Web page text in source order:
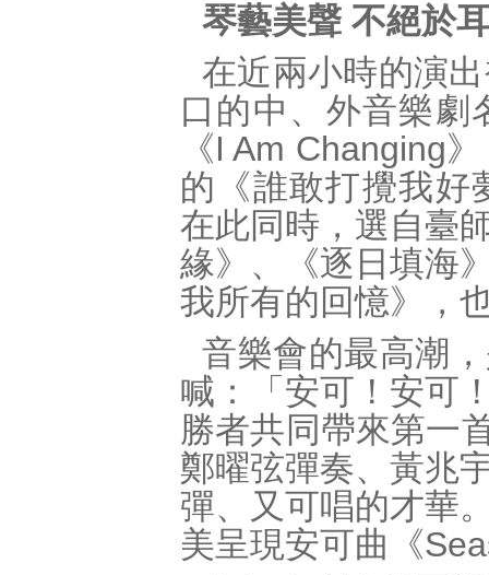
琴藝美聲 不絕於
在近兩小時的演
口的中、外音樂劇
《I Am Changing
的《誰敢打攪我好
在此同時，選自臺
緣》、《逐日填海
我所有的回憶》，
音樂會的最高潮
喊：「安可！安可
勝者共同帶來第一
鄭曜弦彈奏、黃兆
彈、又可唱的才華
美呈現安可曲《